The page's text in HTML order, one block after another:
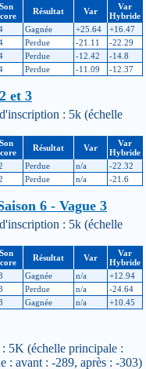
Son
Résultat Var
Var
Hybride
Gagnée +25.64
+16.47
Perdue -21.11
-22.29
Perdue -12.42
-14.8
Perdue -11.09 -12.37
et 3
: 5k (échelle
Son
Résultat Var
Var
Hybride
Perdue n/a
-22.32
Perdue n/a -21.6
6 - Vague 3
: 5k (échelle
Son
Résultat Var
Var
Hybride
Gagnée n/a
+12.94
Perdue n/a
-24.64
Gagnée n/a +10.45
5K (échelle principale :
: avant : -289, après : -303)